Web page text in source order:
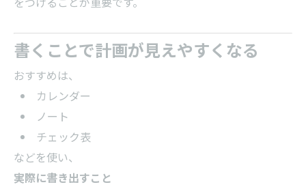
書くことで計画が見えやすくなる
おすすめは、
カレンダー
ノート
チェック表
などを使い、
実際に書き出すこと